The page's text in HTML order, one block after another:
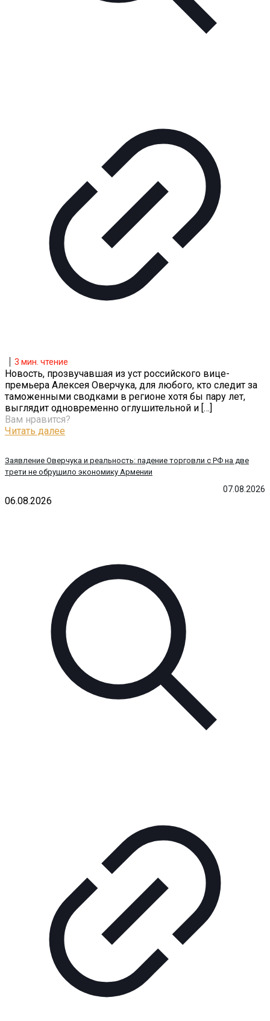
07.08.2026
Заявление Оверчука и реальность: падение торговли с РФ на две
трети не обрушило экономику Армении
3 мин. чтение
Новость, прозвучавшая из уст российского вице-
премьера Алексея Оверчука, для любого, кто следит за
таможенными сводками в регионе хотя бы пару лет,
выглядит одновременно оглушительной и […]
Вам нравится?
Читать далее
06.08.2026